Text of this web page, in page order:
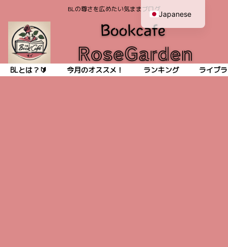
BLの尊さを広めたい気ままブログ
BLとは？🔰 今月のオススメ！ ランキング ライブ
Japanese
English